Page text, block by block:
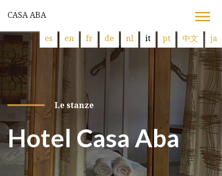
CASA ABA
es en fr de nl it pt 中文 ja
Le stanze
Hotel Casa Aba